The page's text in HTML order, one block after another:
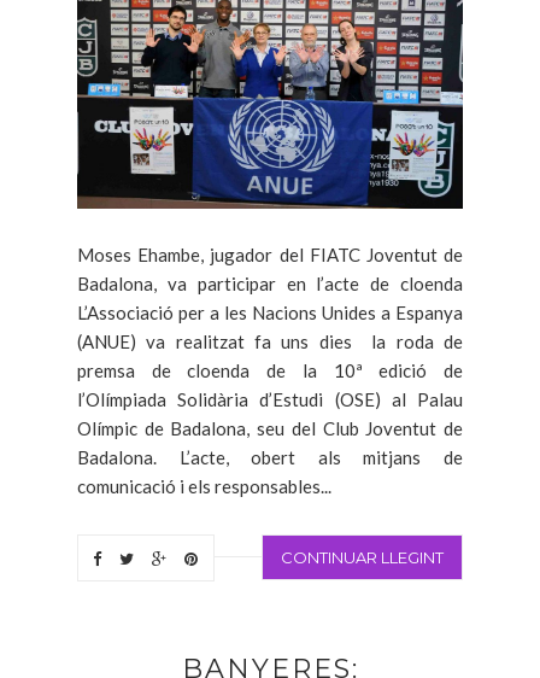
Moses Ehambe, jugador del FIATC Joventut de
Badalona, va participar en l’acte de cloenda
L’Associació per a les Nacions Unides a Espanya
(ANUE) va realitzat fa uns dies la roda de
premsa de cloenda de la 10ª edició de
l’Olímpiada Solidària d’Estudi (OSE) al Palau
Olímpic de Badalona, seu del Club Joventut de
Badalona. L’acte, obert als mitjans de
comunicació i els responsables...
CONTINUAR LLEGINT
BANYERES: